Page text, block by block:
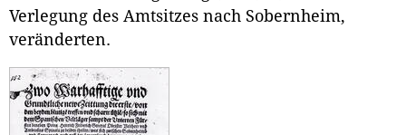
Verlegung des Amtsitzes nach Sobernheim,
veränderten.